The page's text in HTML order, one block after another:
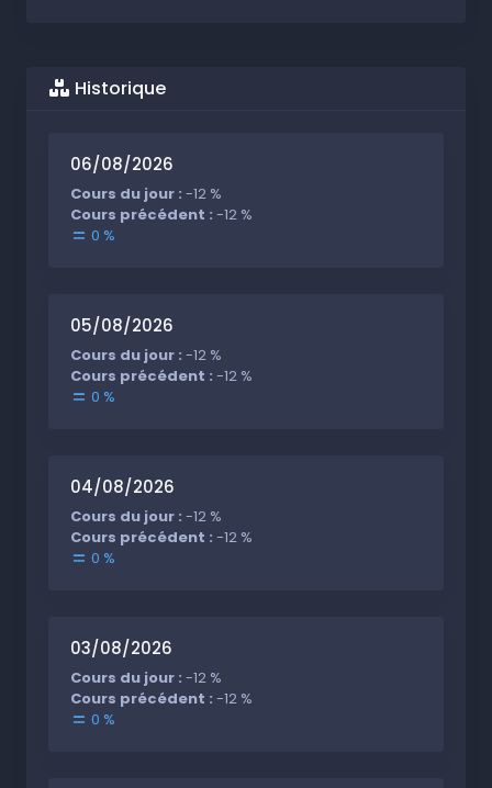
Historique
06/08/2026
Cours du jour : -12 %
Cours précédent : -12 %
0 %
05/08/2026
Cours du jour : -12 %
Cours précédent : -12 %
0 %
04/08/2026
Cours du jour : -12 %
Cours précédent : -12 %
0 %
03/08/2026
Cours du jour : -12 %
Cours précédent : -12 %
0 %